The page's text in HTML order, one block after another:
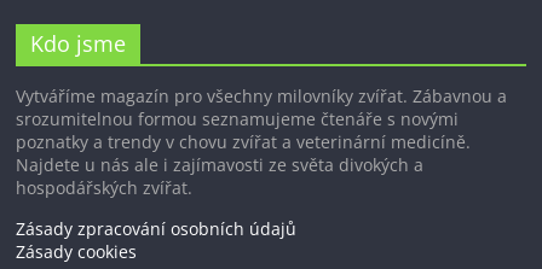
Kdo jsme
Vytváříme magazín pro všechny milovníky zvířat. Zábavnou a
srozumitelnou formou seznamujeme čtenáře s novými
poznatky a trendy v chovu zvířat a veterinární medicíně.
Najdete u nás ale i zajímavosti ze světa divokých a
hospodářských zvířat.
Zásady zpracování osobních údajů
Zásady cookies